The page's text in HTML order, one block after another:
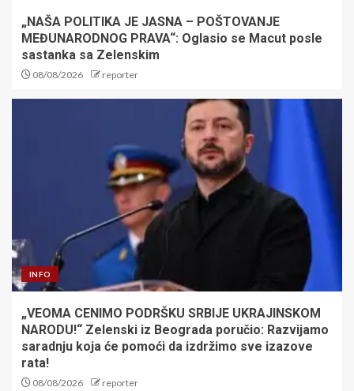
„NAŠA POLITIKA JE JASNA – POŠTOVANJE
MEĐUNARODNOG PRAVA“: Oglasio se Macut posle
sastanka sa Zelenskim
08/08/2026 reporter
INFO
„VEOMA CENIMO PODRŠKU SRBIJE UKRAJINSKOM
NARODU!“ Zelenski iz Beograda poručio: Razvijamo
saradnju koja će pomoći da izdržimo sve izazove
rata!
08/08/2026 reporter